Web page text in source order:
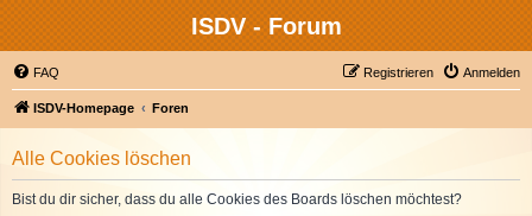
ISDV - Forum
FAQ Anmelden
Registrieren
ISDV-Homepage Foren
Alle Cookies löschen
Bist du dir sicher, dass du alle Cookies des Boards löschen möchtest?